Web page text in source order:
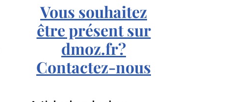
Vous souhaitez
être présent sur
dmoz.fr?
Contactez-nous